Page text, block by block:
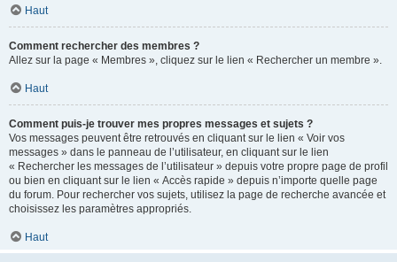
Haut
Comment rechercher des membres ?
Allez sur la page « Membres », cliquez sur le lien « Rechercher un membre ».
Haut
Comment puis-je trouver mes propres messages et sujets ?
Vos messages peuvent être retrouvés en cliquant sur le lien « Voir vos
messages » dans le panneau de l’utilisateur, en cliquant sur le lien
« Rechercher les messages de l’utilisateur » depuis votre propre page de profil
ou bien en cliquant sur le lien « Accès rapide » depuis n’importe quelle page
du forum. Pour rechercher vos sujets, utilisez la page de recherche avancée et
choisissez les paramètres appropriés.
Haut